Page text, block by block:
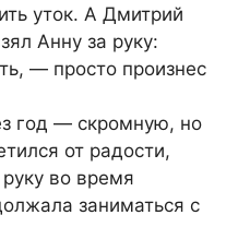
уток. А Дмитрий
Анну за руку:
— просто произнес
год — скромную, но
от радости,
во время
заниматься с